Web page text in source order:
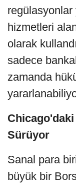
regülasyonlar
hizmetleri
olarak
sadece
zamanda
Chicago'daki
Sürüyor
Sanal para
büyük bir